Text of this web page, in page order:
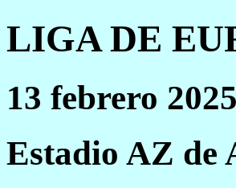
LIGA DE
13 febrero 2025
Estadio AZ de